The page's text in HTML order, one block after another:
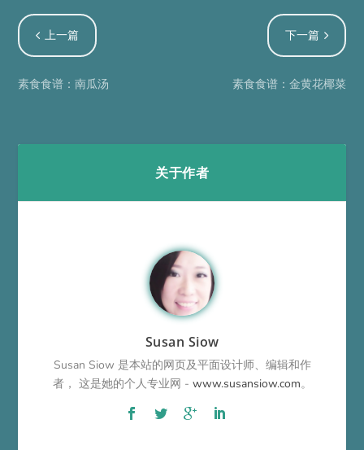
上一篇
素食食谱：南瓜汤
下一篇
素食食谱：金黄花椰菜
关于作者
Susan Siow
Susan Siow 是本站的网页及平面设计师、编辑和作
者， 这是她的个人专业网 - www.susansiow.com。